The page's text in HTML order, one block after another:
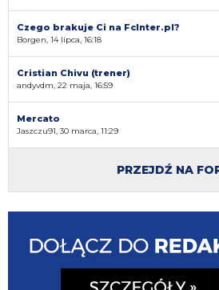
Czego brakuje Ci na FcInter.pl?
Borgen, 14 lipca, 16:18
Cristian Chivu (trener)
andyvdm, 22 maja, 16:59
Mercato
Jaszczu91, 30 marca, 11:29
PRZEJDŹ NA